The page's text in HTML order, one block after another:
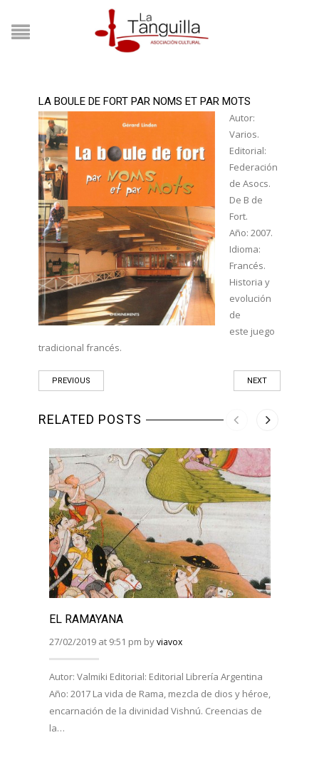
LA BOULE DE FORT PAR NOMS ET PAR MOTS
Autor:
Varios.
Editorial:
Federación
de Asocs.
De B de
Fort.
Año: 2007.
Idioma:
Francés.
Historia y
evolución
de
este juego
tradicional francés.
PREVIOUS NEXT
RELATED POSTS
EL RAMAYANA
27/02/2019 at 9:51 pm byviavox
Autor: Valmiki Editorial: Editorial Librería Argentina
Año: 2017 La vida de Rama, mezcla de dios y héroe,
encarnación de la divinidad Vishnú. Creencias de
la…